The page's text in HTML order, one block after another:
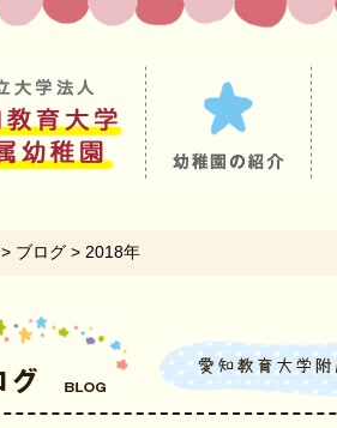
> ブログ > 2018年